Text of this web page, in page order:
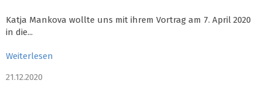
Katja Mankova wollte uns mit ihrem Vortrag am 7. April 2020
in die...
Weiterlesen
21.12.2020